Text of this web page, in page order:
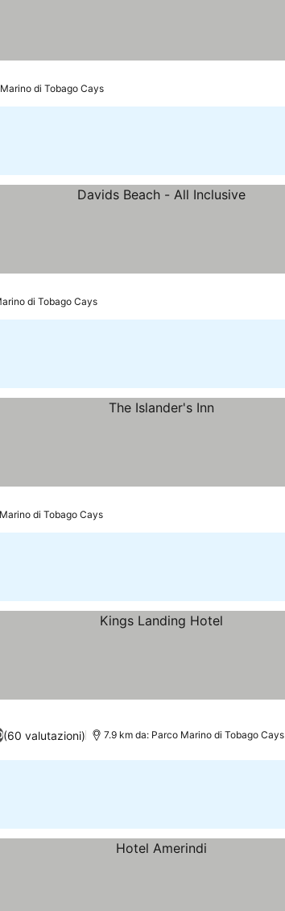
di Tobago Cays
di Tobago Cays
di Tobago Cays
(60 valutazioni) 7.9 km da: Parco Marino di Tobago Cays